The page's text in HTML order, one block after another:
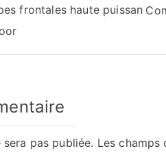
frontales haute puissan
pas publiée. Les champs